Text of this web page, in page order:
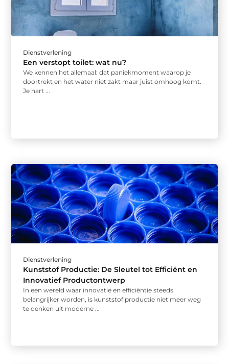
Dienstverlening
Een verstopt toilet: wat nu?
We kennen het allemaal: dat paniekmoment waarop je
doortrekt en het water niet zakt maar juist omhoog komt.
Je hart ...
Dienstverlening
Kunststof Productie: De Sleutel tot Efficiënt en
Innovatief Productontwerp
In een wereld waar innovatie en efficiëntie steeds
belangrijker worden, is kunststof productie niet meer weg
te denken uit moderne ...